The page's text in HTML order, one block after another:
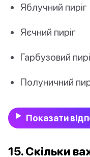
Яблучний пиріг
Яєчний пиріг
Гарбузовий
Полуничний
Показати
15. Скільки